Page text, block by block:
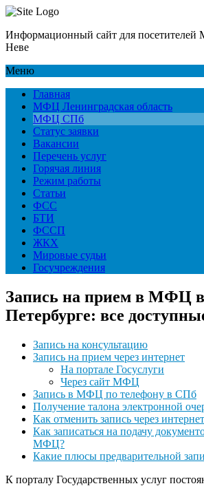
Информационный сайт для посетителей
Неве
Меню
Главная
МФЦ Ленинградская область
МФЦ СПб
Статус заявки
Вакансии
Перечень услуг
Горячая линия
Режим работы
Статьи
ФСС
БТИ
ФССП
ЖКХ
Мировые судьи
Госучреждения
Запись на прием в МФЦ
Петербурге: все
Запись на консультацию
Запись на прием через интернет
На портале Госуслуги
Через сайт МФЦ
Запись в МФЦ по телефону в СПб
Получение талона электронной
Как отменить запись через
Как записаться на подачу
МФЦ?
Какие плюсы предварительной
К порталу Государственных услуг